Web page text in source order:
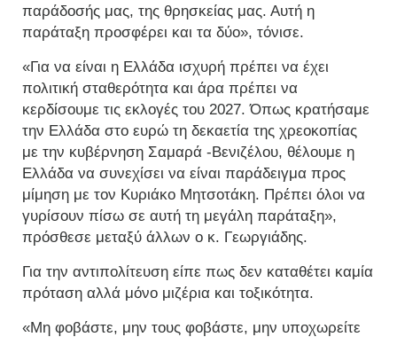
παράδοσής μας, της θρησκείας μας. Αυτή η
παράταξη προσφέρει και τα δύο», τόνισε.
«Για να είναι η Ελλάδα ισχυρή πρέπει να έχει
πολιτική σταθερότητα και άρα πρέπει να
κερδίσουμε τις εκλογές του 2027. Όπως κρατήσαμε
την Ελλάδα στο ευρώ τη δεκαετία της χρεοκοπίας
με την κυβέρνηση Σαμαρά -Βενιζέλου, θέλουμε η
Ελλάδα να συνεχίσει να είναι παράδειγμα προς
μίμηση με τον Κυριάκο Μητσοτάκη. Πρέπει όλοι να
γυρίσουν πίσω σε αυτή τη μεγάλη παράταξη»,
πρόσθεσε μεταξύ άλλων ο κ. Γεωργιάδης.
Για την αντιπολίτευση είπε πως δεν καταθέτει καμία
πρόταση αλλά μόνο μιζέρια και τοξικότητα.
«Μη φοβάστε, μην τους φοβάστε, μην υποχωρείτε